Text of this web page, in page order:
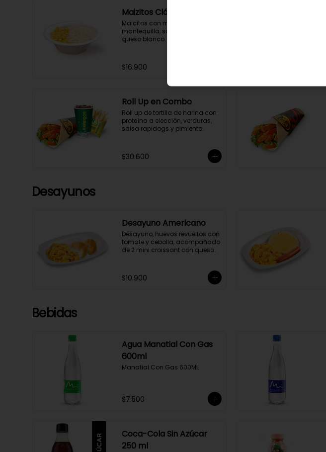
Maizitos Clásicos
Maicitos con maíz tierno,
mantequilla, salsa Rapidogs,
queso blanco.
$16.900
Roll Up en Combo
Roll up de tortilla de harina con
proteína a elección, verduras,
salsa rapidogs y pimienta.
$30.600
Desayunos
Desayuno Americano
Desayuno, huevos revueltos con
tomate y cebolla, acompañado
de 2 mini croissant con queso.
$10.900
Bebidas
Agua Manatial Con Gas
600ml
Manatial Con Gas 600ML
$7.500
Coca-Cola Sin Azúcar
250 ml